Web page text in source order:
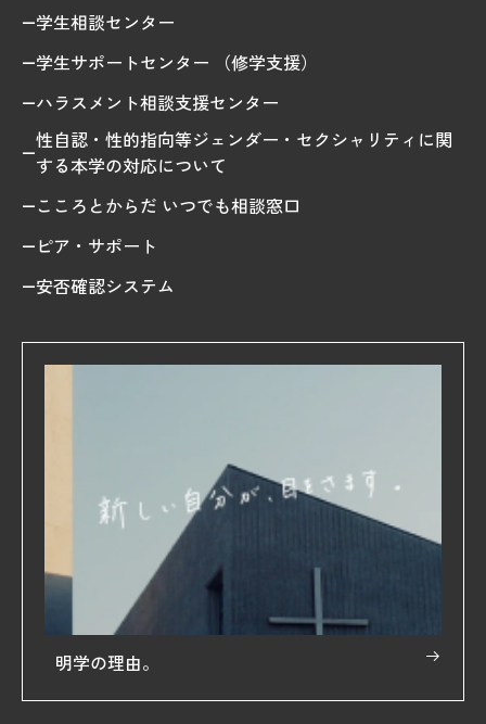
学生相談センター
学生サポートセンター （修学支援）
ハラスメント相談支援センター
性自認・性的指向等ジェンダー・セクシャリティに関
する本学の対応について
こころとからだ いつでも相談窓口
ピア・サポート
安否確認システム
明学の理由。